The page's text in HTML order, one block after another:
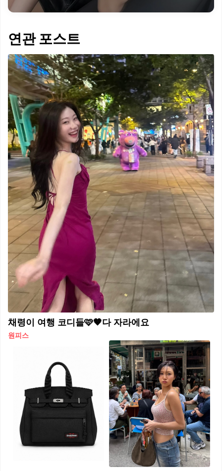
연관 포스트
채령이 여행 코디들🩷🤎다 자라에요
원피스